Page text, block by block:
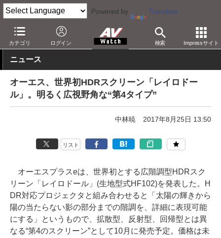
Powered by Translate
カテゴリ ログイン 検索 Impressサイト
AV Watch 製品 AV周辺機器
ニュース
オーエス、世界初HDRスクリーン「レイロドー
ル」。明るく広視野角な“第4タイプ”
中林暁 2017年8月25日 13:50
リスト
オーエスプラスeは、世界初とする広階調型HDRスク
リーン「レイロドール」(生地型式HF102)を発表した。H
DR対応プロジェクタと組み合わせると「太陽の輝きから
陽の当たらない影の部分までの階調を、詳細に表現可能
にする」というもので、拡散型、反射型、回帰型とは異
なる“第4のスクリーン”として10月に発売予定。価格は未